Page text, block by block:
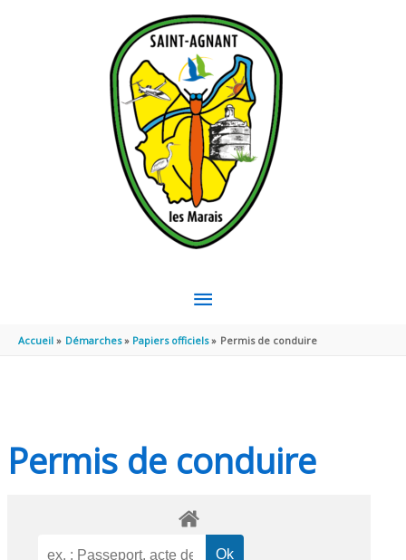
MENU
PRINCIPAL
Accueil Démarches Papiers officiels Permis de conduire
Permis de conduire